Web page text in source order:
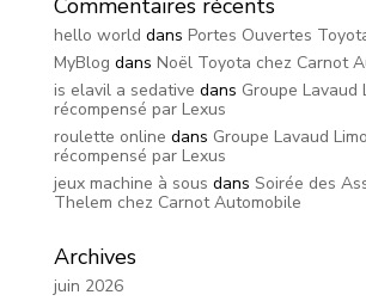
Commentaires récents
hello world dans Portes Ouvertes
MyBlog dans Noël Toyota chez Carnot
is elavil a sedative dans Groupe Lavaud
récompensé par Lexus
roulette online dans Groupe Lavaud
récompensé par Lexus
jeux machine à sous dans Soirée des
Thelem chez Carnot Automobile
Archives
juin 2026